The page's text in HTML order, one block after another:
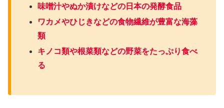
味噌汁やぬか漬けなどの日本の発酵食品
ワカメやひじきなどの食物繊維が豊富な海藻
類
キノコ類や根菜類などの野菜をたっぷり食べ
る